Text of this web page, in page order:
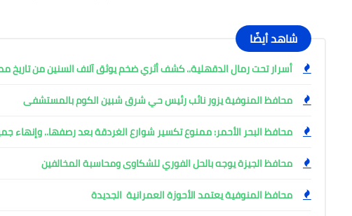
شاهد أيضًا
أسرار تحت رمال الدقهلية.. كشف أثري ضخم يوثق آلاف السنين من تاريخ
محافظ المنوفية يزور نائب رئيس حي شرق شبين الكوم بالمستشفى
محافظ البحر الأحمر: ممنوع تكسير شوارع الغردقة بعد رصفها.. وإنهاء
محافظ الجيزة يوجه بالحل الفوري للشكاوى ومحاسبة المخالفين
محافظ المنوفية يعتمد الأحوزة العمرانية الجديدة